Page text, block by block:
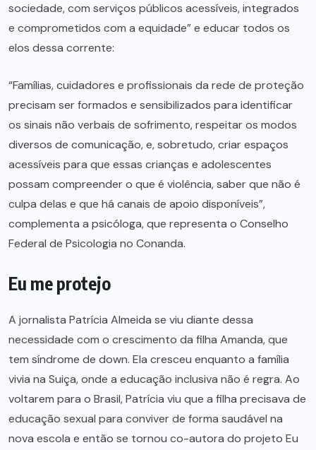
sociedade, com serviços públicos acessíveis, integrados
e comprometidos com a equidade” e educar todos os
elos dessa corrente:
“Famílias, cuidadores e profissionais da rede de proteção
precisam ser formados e sensibilizados para identificar
os sinais não verbais de sofrimento, respeitar os modos
diversos de comunicação, e, sobretudo, criar espaços
acessíveis para que essas crianças e adolescentes
possam compreender o que é violência, saber que não é
culpa delas e que há canais de apoio disponíveis”,
complementa a psicóloga, que representa o Conselho
Federal de Psicologia no Conanda.
Eu me protejo
A jornalista Patrícia Almeida se viu diante dessa
necessidade com o crescimento da filha Amanda, que
tem síndrome de down. Ela cresceu enquanto a família
vivia na Suiça, onde a educação inclusiva não é regra. Ao
voltarem para o Brasil, Patrícia viu que a filha precisava de
educação sexual para conviver de forma saudável na
nova escola e então se tornou co-autora do projeto Eu